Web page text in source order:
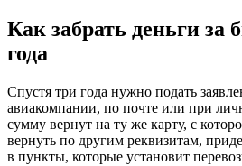
Как забрать деньги за
года
Спустя три года нужно подать
авиакомпании, по почте или при
сумму вернут на ту же карту, с
вернуть по другим реквизитам,
в пункты, которые установит